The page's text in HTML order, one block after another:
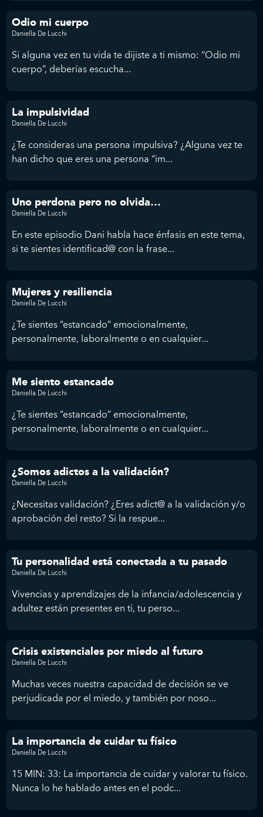
Odio mi cuerpo
Daniella De Lucchi
Si alguna vez en tu vida te dijiste a ti mismo: “Odio mi
cuerpo”, deberías escucha...
La impulsividad
Daniella De Lucchi
¿Te consideras una persona impulsiva? ¿Alguna vez te
han dicho que eres una persona “im...
Uno perdona pero no olvida…
Daniella De Lucchi
En este episodio Dani habla hace énfasis en este tema,
si te sientes identificad@ con la frase...
Mujeres y resiliencia
Daniella De Lucchi
¿Te sientes “estancado” emocionalmente,
personalmente, laboralmente o en cualquier...
Me siento estancado
Daniella De Lucchi
¿Te sientes “estancado” emocionalmente,
personalmente, laboralmente o en cualquier...
¿Somos adictos a la validación?
Daniella De Lucchi
¿Necesitas validación? ¿Eres adict@ a la validación y/o
aprobación del resto? Si la respue...
Tu personalidad está conectada a tu pasado
Daniella De Lucchi
Vivencias y aprendizajes de la infancia/adolescencia y
adultez están presentes en ti, tu perso...
Crisis existenciales por miedo al futuro
Daniella De Lucchi
Muchas veces nuestra capacidad de decisión se ve
perjudicada por el miedo, y también por noso...
La importancia de cuidar tu físico
Daniella De Lucchi
15 MIN: 33: La importancia de cuidar y valorar tu físico.
Nunca lo he hablado antes en el podc...